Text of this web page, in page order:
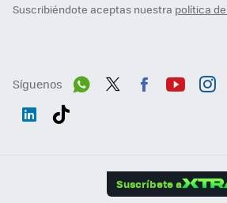
Suscribiéndote aceptas nuestra política
Síguenos
Suscríbete a